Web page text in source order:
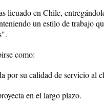
licuado en Chile,
un estilo de trabajo
como:
por su calidad de servicio al
en el largo plazo.